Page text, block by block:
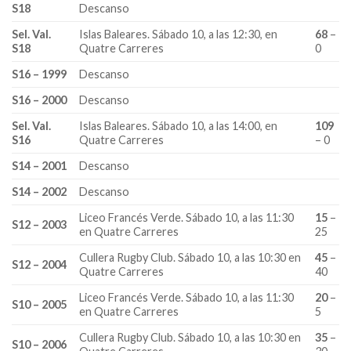
S18
Descanso
Sel. Val.
S18
Islas Baleares. Sábado 10, a las 12:30, en
Quatre Carreres
68 –
0
S16 – 1999
Descanso
S16 – 2000
Descanso
Sel. Val.
S16
Islas Baleares. Sábado 10, a las 14:00, en
Quatre Carreres
109
– 0
S14 – 2001
Descanso
S14 – 2002
Descanso
S12 – 2003
Liceo Francés Verde. Sábado 10, a las 11:30
en Quatre Carreres
15 –
25
S12 – 2004
Cullera Rugby Club. Sábado 10, a las 10:30 en
Quatre Carreres
45 –
40
S10 – 2005
Liceo Francés Verde. Sábado 10, a las 11:30
en Quatre Carreres
20–
5
S10 – 2006
Cullera Rugby Club. Sábado 10, a las 10:30 en
35 –